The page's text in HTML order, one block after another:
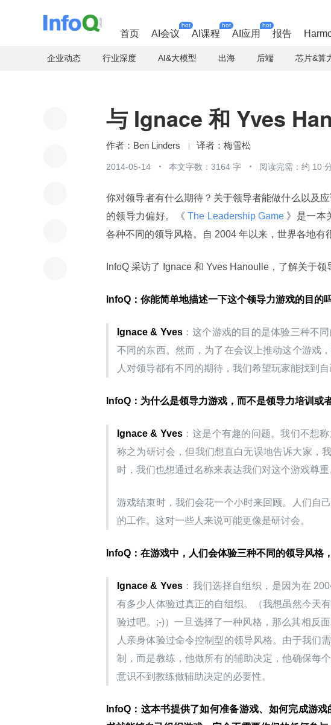
首页 AI会议
hot
AI课程
hot
AI应用
hot
报告
企业动态 行业深度 AI&大模型 出海 后端 芯片&算
与 Ignace 和 Yves
Ben Linders 梅雪松
2014-05-14 本文字数：3164 字 阅读完需：约 10
你对领导者有什么期待？关于领导者能做什么以及
的领导力偏好。《 The Leadership Game 》是一本
各种不同的领导风格。自 2004 年以来，世界各地有
InfoQ 采访了 Ignace 和 Yves Hanoulle，了解关于
InfoQ：你能简单地描述一下这个领导力游戏的目的
Ignace & Yves：这个游戏的目的是体验三种不
不同的东西。然而，为了在会议上推动这个游戏
人对领导都有不同的期待，我们希望玩家能找到自
InfoQ：为什么是领导力游戏，而不是领导力培训或
Ignace & Yves：这是个有趣的问题。我们不想
称之为研讨会，但我们想直白无误地告诉大家，
时，我们也想通过名称来表达我们对这个游戏尊重
游戏结束时，我们会花一个小时来回顾。人们自
的工作。这对一些人来说可能更像是研讨会。
InfoQ：在游戏中，人们会体验三种不同的领导风格
Ignace & Yves：我们选择自组织，是因为在
有多少人体验过真正的自组织。（我想虽然今天
验过吧。;-)）一旦选择了一种风格，那么其相反
人亲身体验过命令控制型的领导风格。由于我们
制，而是教练，他做所有的辅助决定，他确保每
意识不到教练做辅助决定的必要性。
InfoQ：这本书提供了如何准备游戏、如何完成游